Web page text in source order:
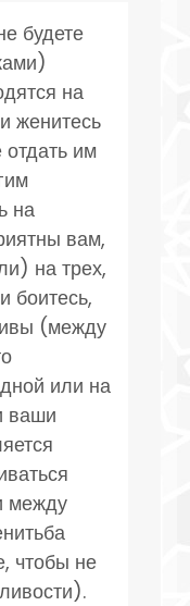
будете
на
женитесь
им
на
вам,
на трех,
боитесь,
(между
или на
ваши
между
чтобы не